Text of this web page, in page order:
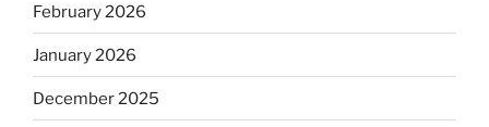
February 2026
January 2026
December 2025